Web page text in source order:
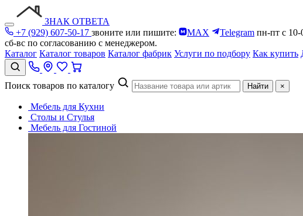
ЗНАК ОТВЕТА
+7 (929) 607-50-17 звоните или пишите: MAX Telegram пн-пт с 10-
сб-вс по согласованию с менеджером.
Каталог Каталог товаров Каталог фабрик Услуги по подбору Как купить
Поиск товаров по каталогу Найти ×
Мебель для Кухни
Столы и Стулья
Мебель для Гостиной